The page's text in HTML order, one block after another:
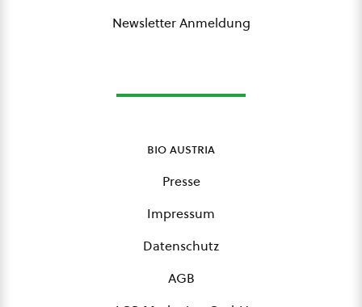
Newsletter Anmeldung
bio austria
Presse
Impressum
Datenschutz
AGB